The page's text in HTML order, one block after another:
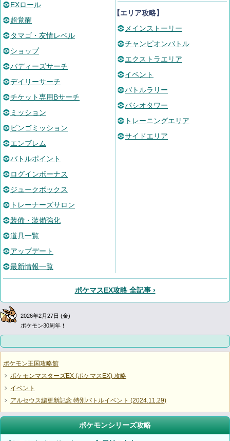
EXロール
超覚醒
タマゴ・友情レベル
ショップ
バディーズサーチ
デイリーサーチ
チケット専用Bサーチ
ミッション
ビンゴミッション
エンブレム
バトルポイント
ログインボーナス
ジュークボックス
トレーナーズサロン
装備・装備強化
道具一覧
アップデート
最新情報一覧
【エリア攻略】
メインストーリー
チャンピオンバトル
エクストラエリア
イベント
バトルラリー
パシオタワー
トレーニングエリア
サイドエリア
ポケマスEX攻略 全記事 ›
2026年2月27日 (金)
ポケモン30周年！
ポケモン王国攻略館
ポケモンマスターズEX (ポケマスEX) 攻略
イベント
アルセウス編更新記念 特別バトルイベント (2024.11.29)
ポケモンシリーズ攻略